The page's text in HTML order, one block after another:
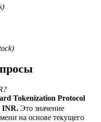
денежные
Tokenization Protocol
INR. Это значение
на основе текущего